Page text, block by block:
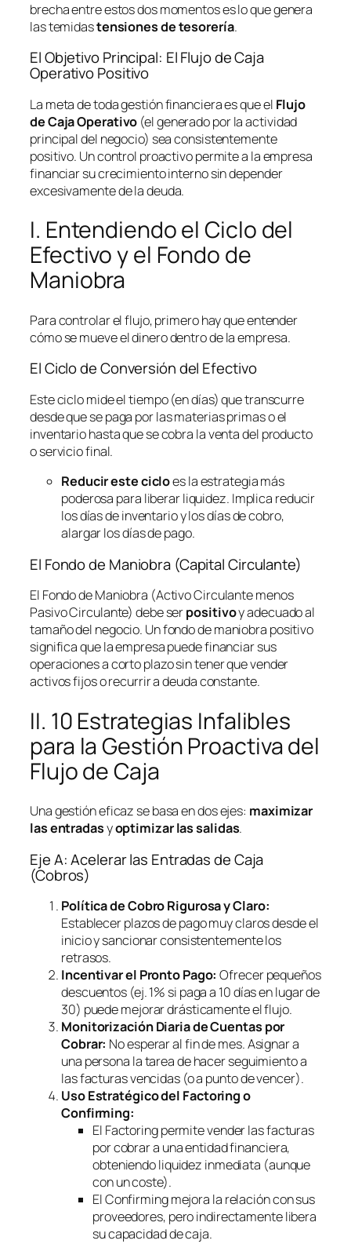
brecha entre estos dos momentos es lo que genera
las temidastensiones de tesorería.
El Objetivo Principal: El Flujo de Caja
Operativo Positivo
La meta de toda gestión financiera es que el Flujo
de Caja Operativo (el generado por la actividad
principal del negocio) sea consistentemente
positivo. Un control proactivo permite a la empresa
financiar su crecimiento interno sin depender
excesivamente de la deuda.
I. Entendiendo el Ciclo del
Efectivo y el Fondo de
Maniobra
Para controlar el flujo, primero hay que entender
cómo se mueve el dinero dentro de la empresa.
El Ciclo de Conversión del Efectivo
Este ciclo mide el tiempo (en días) que transcurre
desde que se paga por las materias primas o el
inventario hasta que se cobra la venta del producto
o servicio final.
Reducir este cicloes la estrategia más
poderosa para liberar liquidez. Implica reducir
los días de inventario y los días de cobro,
alargar los días de pago.
El Fondo de Maniobra (Capital Circulante)
El Fondo de Maniobra (Activo Circulante menos
Pasivo Circulante) debe serpositivoy adecuado al
tamaño del negocio. Un fondo de maniobra positivo
significa que la empresa puede financiar sus
operaciones a corto plazo sin tener que vender
activos fijos o recurrir a deuda constante.
II. 10 Estrategias Infalibles
para la Gestión Proactiva del
Flujo de Caja
Una gestión eficaz se basa en dos ejes: maximizar
las entradasyoptimizar las salidas.
Eje A: Acelerar las Entradas de Caja
(Cobros)
Política de Cobro Rigurosa y Claro:
Establecer plazos de pago muy claros desde el
inicio y sancionar consistentemente los
retrasos.
Incentivar el Pronto Pago: Ofrecer pequeños
descuentos (ej. 1% si paga a 10 días en lugar de
30) puede mejorar drásticamente el flujo.
Monitorización Diaria de Cuentas por
Cobrar: No esperar al fin de mes. Asignar a
una persona la tarea de hacer seguimiento a
las facturas vencidas (o a punto de vencer).
Uso Estratégico del Factoringo
Confirming:
El Factoringpermite vender las facturas
por cobrar a una entidad financiera,
obteniendo liquidez inmediata (aunque
con un coste).
ElConfirmingmejora la relación con sus
proveedores, pero indirectamente libera
su capacidad de caja.